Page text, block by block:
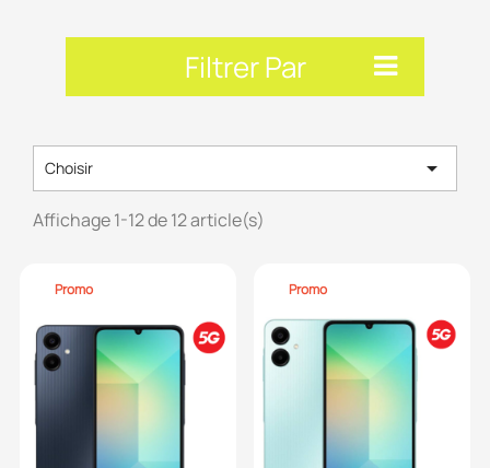
Filtrer Par
Choisir 
Affichage 1-12 de 12 article(s)
Promo Promo